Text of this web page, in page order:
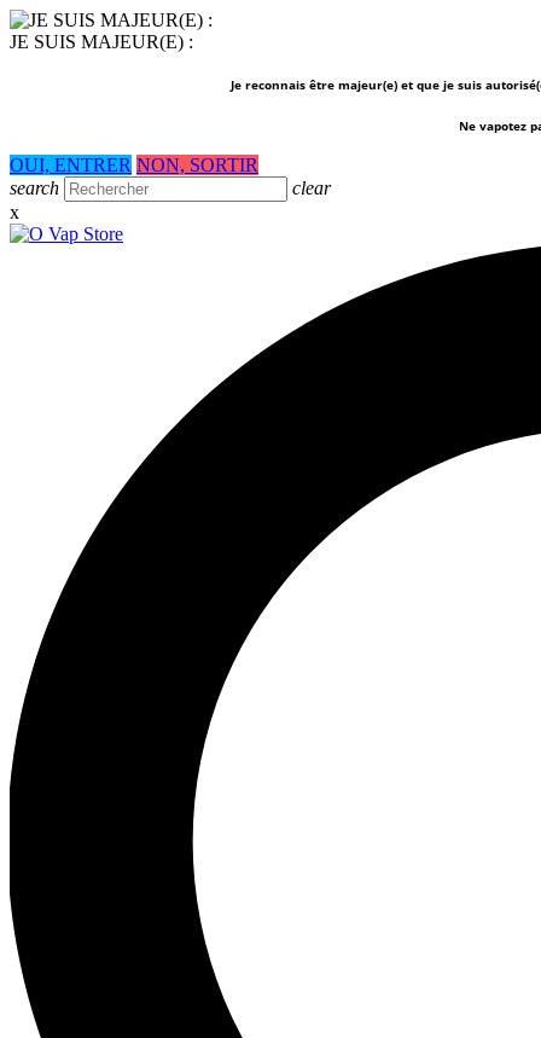
JE SUIS MAJEUR(E) :
Je reconnais être majeur(e) et que je suis
Ne vapotez
OUI, ENTRER NON, SORTIR
search
clear
x